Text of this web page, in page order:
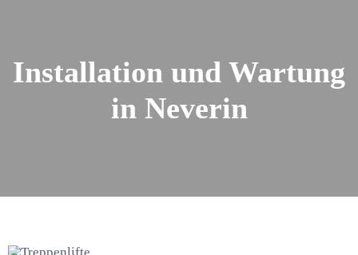
Installation und Wartung
in Neverin